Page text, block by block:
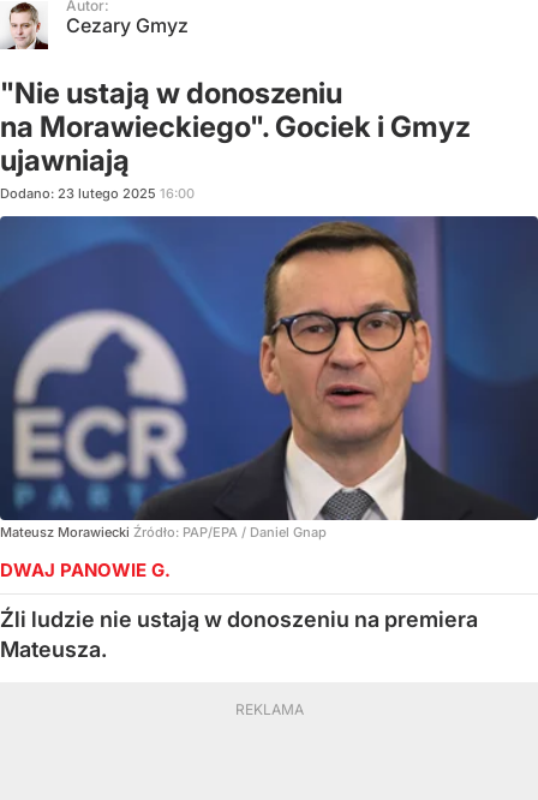
Autor:
Cezary Gmyz
"Nie ustają w donoszeniu
na Morawieckiego". Gociek i Gmyz
ujawniają
Dodano: 23 lutego 2025 16:00
Mateusz Morawiecki Źródło: PAP/EPA / Daniel Gnap
DWAJ PANOWIE G.
Źli ludzie nie ustają w donoszeniu na premiera
Mateusza.